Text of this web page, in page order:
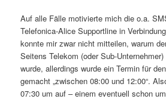
Auf alle Fälle motivierte mich die o.a.
Telefonica-Alice Supportline in
konnte mir zwar nicht mitteilen, warum
Seitens Telekom (oder Sub-
wurde, allerdings wurde ein Termin für
gemacht „zwischen 08:00 und 12:00“.
07:30 um auf – einem eventuell schon